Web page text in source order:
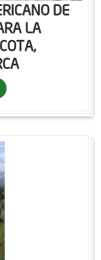
DE
LA